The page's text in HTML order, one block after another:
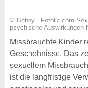
© Beboy - Fotolia.com
psychische Auswirkungen
Missbrauchte Kinder
Geschehnisse. Das
sexuellem
ist die langfristige